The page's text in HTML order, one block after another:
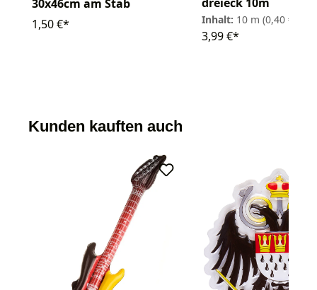
30x46cm am Stab
1,50 €*
Inhalt: 10 m (0,40 € / 1
3,99 €*
Kunden kauften auch